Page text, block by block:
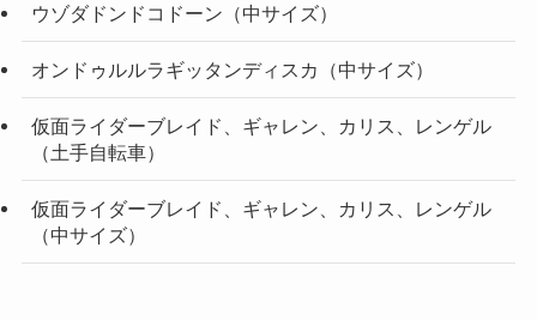
ウゾダドンドコドーン（中サイズ）
オンドゥルルラギッタンディスカ（中サイズ）
仮面ライダーブレイド、ギャレン、カリス、レンゲル
（土手自転車）
仮面ライダーブレイド、ギャレン、カリス、レンゲル
（中サイズ）